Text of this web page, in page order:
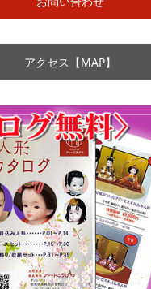
アクセス【MAP】